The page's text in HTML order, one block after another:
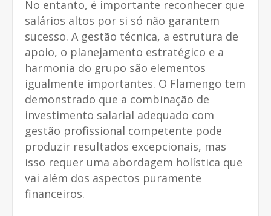
No entanto, é importante reconhecer que
salários altos por si só não garantem
sucesso. A gestão técnica, a estrutura de
apoio, o planejamento estratégico e a
harmonia do grupo são elementos
igualmente importantes. O Flamengo tem
demonstrado que a combinação de
investimento salarial adequado com
gestão profissional competente pode
produzir resultados excepcionais, mas
isso requer uma abordagem holística que
vai além dos aspectos puramente
financeiros.